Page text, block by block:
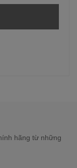
hãng từ những